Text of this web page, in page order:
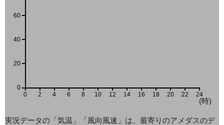
0 2 4 6 8 10 12 14 16 18 20 22 24
(時)
0
20
40
60
実況データの「気温」「風向風速」は、最寄りのアメダスのデ